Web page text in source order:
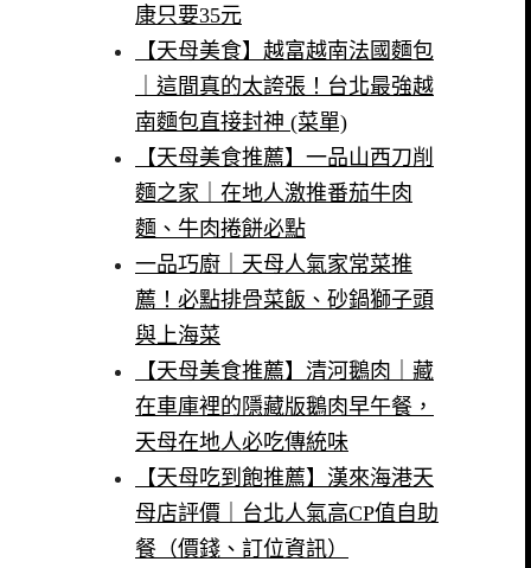
康只要35元
【天母美食】越富越南法國麵包
｜這間真的太誇張！台北最強越
南麵包直接封神 (菜單)
【天母美食推薦】一品山西刀削
麵之家｜在地人激推番茄牛肉
麵、牛肉捲餅必點
一品巧廚｜天母人氣家常菜推
薦！必點排骨菜飯、砂鍋獅子頭
與上海菜
【天母美食推薦】清河鵝肉｜藏
在車庫裡的隱藏版鵝肉早午餐，
天母在地人必吃傳統味
【天母吃到飽推薦】漢來海港天
母店評價｜台北人氣高CP值自助
餐（價錢、訂位資訊）